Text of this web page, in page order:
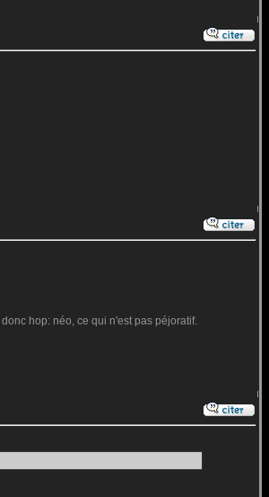
hop: néo, ce qui n'est pas péjoratif.